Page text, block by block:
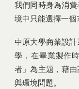
我們同時身為消
境中只能選擇一個
中原大學商業設
學，在畢業製作
者」為主題，藉
與環境問題。